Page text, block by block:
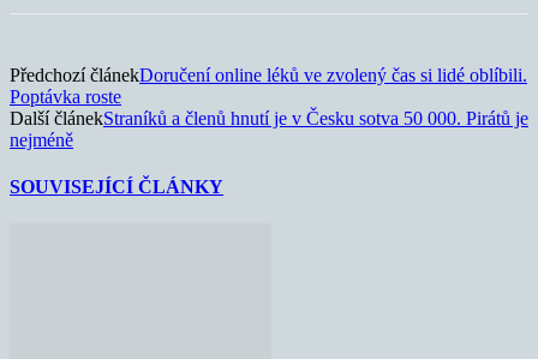
Předchozí článekDoručení online léků ve zvolený čas si lidé oblíbili.
Poptávka roste
Další článekStraníků a členů hnutí je v Česku sotva 50 000. Pirátů je
nejméně
SOUVISEJÍCÍ ČLÁNKY